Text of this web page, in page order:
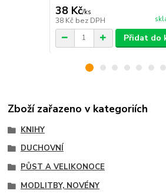
38 Kč/ks
38 Kč bez DPH
Přidat do
Zboží zařazeno v kategoriích
KNIHY
DUCHOVNÍ
PŮST A VELIKONOCE
MODLITBY, NOVÉNY